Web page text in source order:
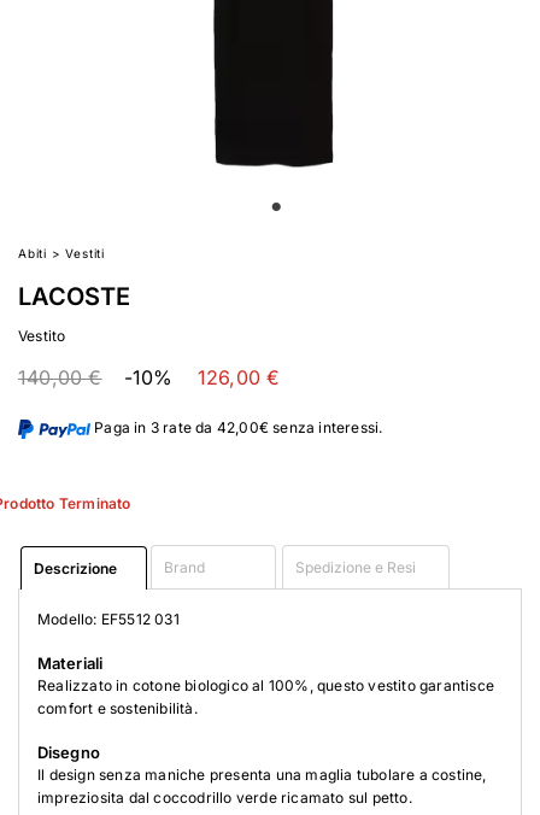
Abiti >Vestiti
LACOSTE
Vestito
140,00 € -10% 126,00 €
Paga in 3 rate da 42,00€ senza interessi.
Terminato
Descrizione Brand Spedizione e Resi
Modello: EF5512 031
Materiali
Realizzato in cotone biologico al 100%, questo vestito garantisce
comfort e sostenibilità.
Disegno
Il design senza maniche presenta una maglia tubolare a costine,
impreziosita dal coccodrillo verde ricamato sul petto.